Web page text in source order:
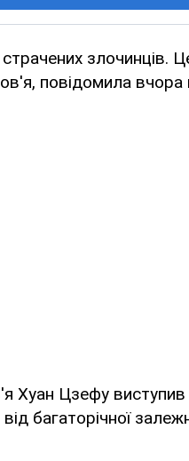
злочинців.
повідомила вчора
Хуан Цзефу
багаторічної